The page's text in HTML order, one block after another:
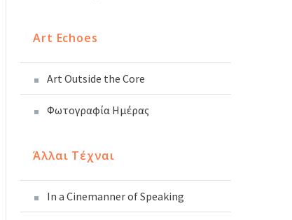
Art Echoes
Art Outside the Core
Φωτογραφία Ημέρας
Άλλαι Τέχναι
In a Cinemanner of Speaking